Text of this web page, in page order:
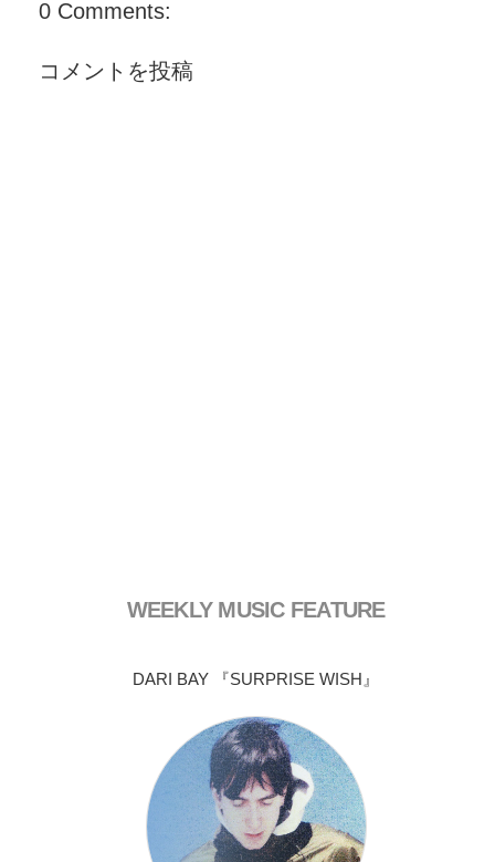
0 Comments:
コメントを投稿
WEEKLY MUSIC FEATURE
DARI BAY 『SURPRISE WISH』